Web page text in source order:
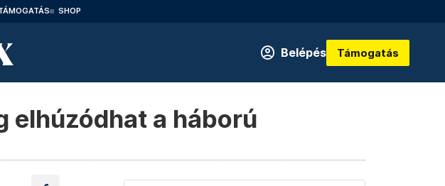
SHOP
Belépés Támogatás
elhúzódhat a háború